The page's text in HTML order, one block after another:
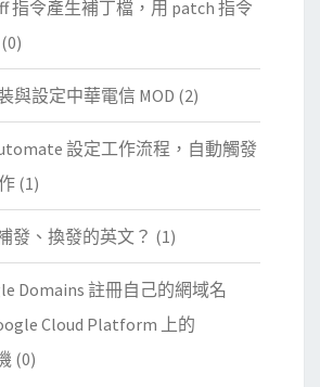
指令產生補丁檔，用 patch 指令
(0)
與設定中華電信 MOD (2)
設定工作流程，自動觸發
(1)
發、換發的英文？ (1)
Domains 註冊自己的網域名
Cloud Platform 上的
(0)